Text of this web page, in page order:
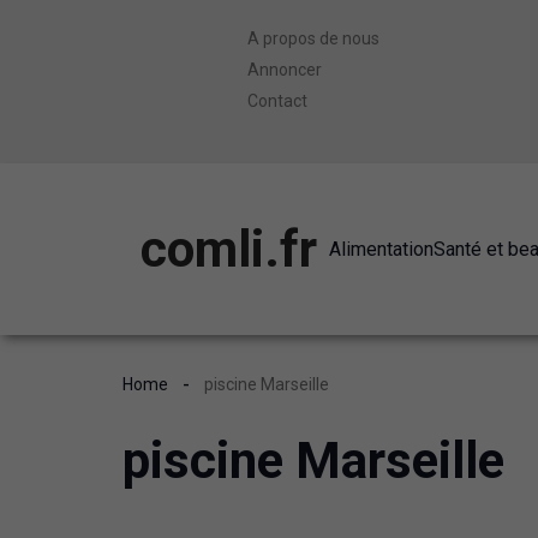
A propos de nous
Annoncer
Contact
comli.fr AlimentationSanté et
Home piscine Marseille
piscine Marseille